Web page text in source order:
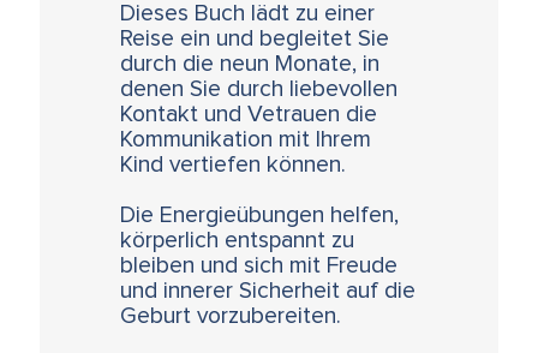
Dieses Buch lädt zu einer
Reise ein und begleitet Sie
durch die neun Monate, in
denen Sie durch liebevollen
Kontakt und Vetrauen die
Kommunikation mit Ihrem
Kind vertiefen können.
Die Energieübungen helfen,
körperlich entspannt zu
bleiben und sich mit Freude
und innerer Sicherheit auf die
Geburt vorzubereiten.